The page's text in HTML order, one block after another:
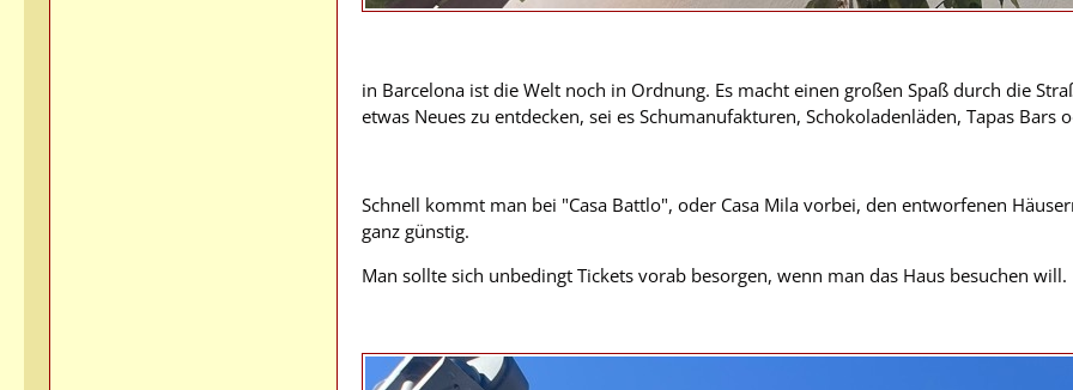
in Barcelona ist die Welt noch in Ordnung. Es macht einen großen Spaß durch die
etwas Neues zu entdecken, sei es Schumanufakturen, Schokoladenläden, Tapas
Schnell kommt man bei "Casa Battlo", oder Casa Mila vorbei, den entworfenen
ganz günstig.
Man sollte sich unbedingt Tickets vorab besorgen, wenn man das Haus besuchen will.